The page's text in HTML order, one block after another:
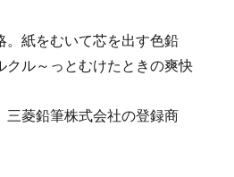
紙をむいて芯を出す色鉛
クル～っとむけたときの爽快
菱鉛筆株式会社の登録商